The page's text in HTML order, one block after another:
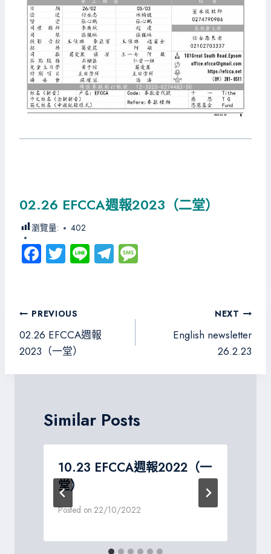
02.26 EFCCA週報2023（二堂）
瀏覽量: 402
Fa
o
ok
T
er
Li Te
文
章
導
覽
PREVIOUS
02.26 EFCCA週報
2023（一堂）
NEXT
English newsletter
26.2.23
Similar Posts
10.23 EFCCA週報2022（一
堂）
Posted on 22/10/2022